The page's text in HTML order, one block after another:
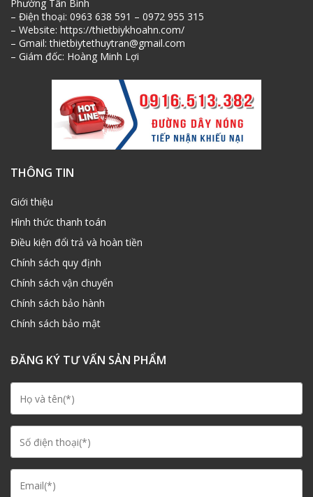
Phường Tân Bình
– Điện thoại: 0963 638 591 – 0972 955 315
– Website: https://thietbiykhoahn.com/
– Gmail: thietbiytethuytran@gmail.com
– Giám đốc: Hoàng Minh Lợi
THÔNG TIN
Giới thiệu
Hình thức thanh toán
Điều kiện đổi trả và hoàn tiền
Chính sách quy định
Chính sách vận chuyển
Chính sách bảo hành
Chính sách bảo mật
ĐĂNG KÝ TƯ VẤN SẢN PHẨM